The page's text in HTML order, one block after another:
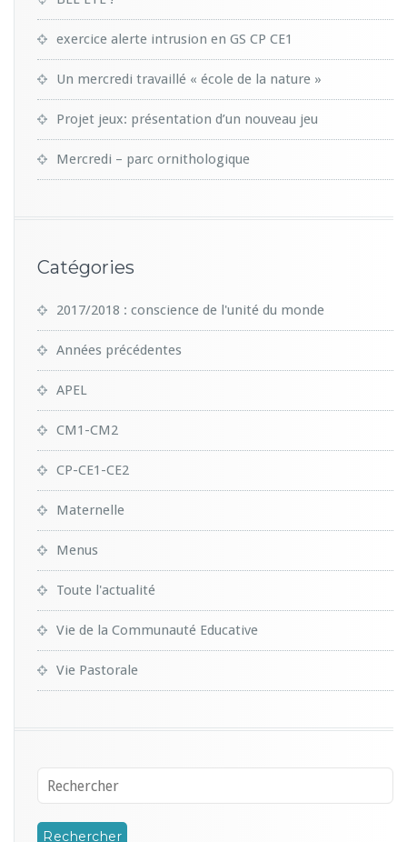
exercice alerte intrusion en GS CP CE1
Un mercredi travaillé « école de la nature »
Projet jeux: présentation d’un nouveau jeu
Mercredi – parc ornithologique
Catégories
2017/2018 : conscience de l'unité du monde
Années précédentes
APEL
CM1-CM2
CP-CE1-CE2
Maternelle
Menus
Toute l'actualité
Vie de la Communauté Educative
Vie Pastorale